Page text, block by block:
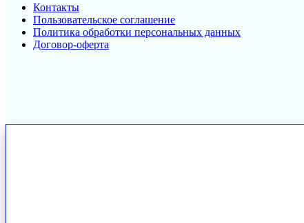
Контакты
Пользовательское соглашение
Политика обработки персональных данных
Договор-оферта